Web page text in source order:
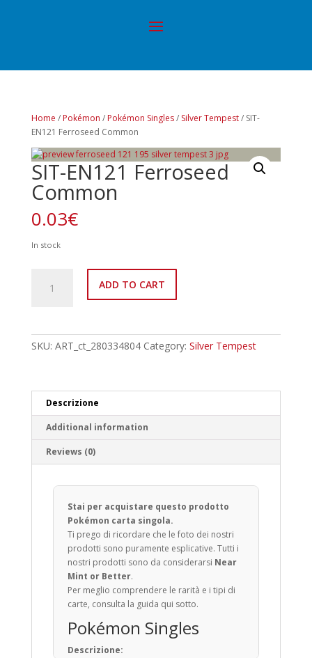
Home / Pokémon / Pokémon Singles/ Silver Tempest/ SIT-
EN121 Ferroseed Common
SIT-EN121 Ferroseed
Common
0.03€
In stock
EN121
ADD TO CART
SKU: ART_ct_280334804 Category: Silver Tempest
Descrizione
Additional information
Reviews (0)
Stai per acquistare questo prodotto
Pokémon carta singola.
Ti prego di ricordare che le foto dei nostri
prodotti sono puramente esplicative. Tutti i
nostri prodotti sono da considerarsi Near
Mint or Better.
Per meglio comprendere le rarità e i tipi di
carte, consulta la guida qui sotto.
Pokémon Singles
Descrizione: